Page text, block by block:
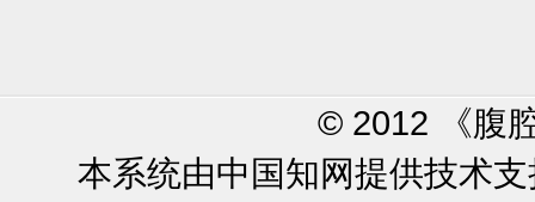
© 2012 《腹
本系统由中国知网提供技术